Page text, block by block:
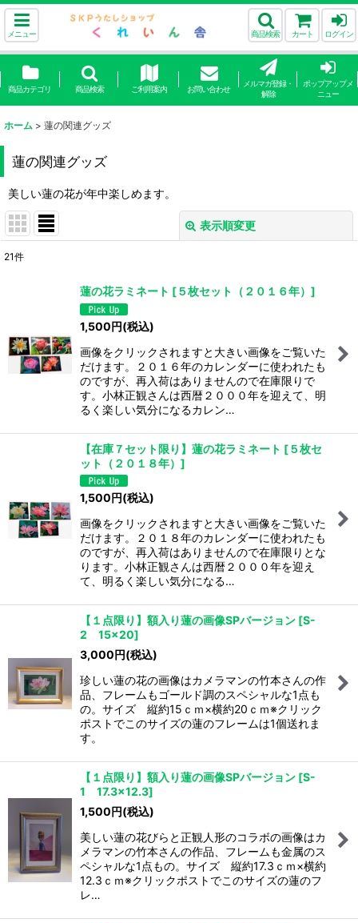
メニュー 商品検索 カート ログイン
商品カテゴリ 商品検索 ご利用案内 お問い合わせ
メルマガ登録・
解除
ポップアップメ
ニュー
ホーム > 蓮の関連グッズ
蓮の関連グッズ
美しい蓮の花が年中楽しめます。
表示順変更
サブカテゴリ
表示数:
並び順
絞り込む
21件
蓮の花ラミネート [５枚セット（２０１６年） ]
1,500円(税込)
画像をクリックされますと大きい画像をご覧いた
だけます。２０１６年のカレンダーに使われたも
のですが、再入荷はありませんので在庫限りで
す。小林正観さんは西暦２０００年を迎えて、明
るく楽しい気分になるカレン…
【在庫７セット限り】蓮の花ラミネート [５枚セ
ット（２０１８年） ]
1,500円(税込)
画像をクリックされますと大きい画像をご覧いた
だけます。２０１８年のカレンダーに使われたも
のですが、再入荷はありませんので在庫限りとな
ります。小林正観さんは西暦２０００年を迎え
て、明るく楽しい気分になる…
【１点限り】額入り蓮の画像SPバージョン [S-
2 15×20]
3,000円(税込)
珍しい蓮の花の画像はカメラマンの竹本さんの作
品、フレームもゴールド調のスペシャルな1点も
の。サイズ 縦約15ｃｍ×横約20ｃｍ※クリック
ポストでこのサイズの蓮のフレームは1個送れま
す。
【１点限り】額入り蓮の画像SPバージョン [S-
1 17.3×12.3]
1,500円(税込)
美しい蓮の花びらと正観人形のコラボの画像はカ
メラマンの竹本さんの作品、フレームも金属のス
ペシャルな1点もの。サイズ 縦約17.3ｃｍ×横約
12.3ｃｍ※クリックポストでこのサイズの蓮のフ
レ…